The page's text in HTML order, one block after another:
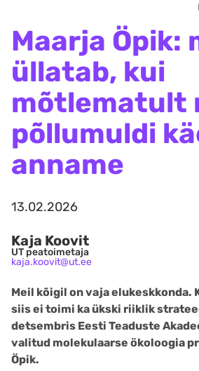
Maarja Öpik:
üllatab, kui
mõtlematult
põllumuldi
anname
13.02.2026
Kaja Koovit
UT peatoimetaja
kaja.koovit@ut.ee
Meil kõigil on vaja elukeskkonda.
siis ei toimi ka ükski riiklik
detsembris Eesti Teaduste
valitud molekulaarse ökoloogia
Öpik.